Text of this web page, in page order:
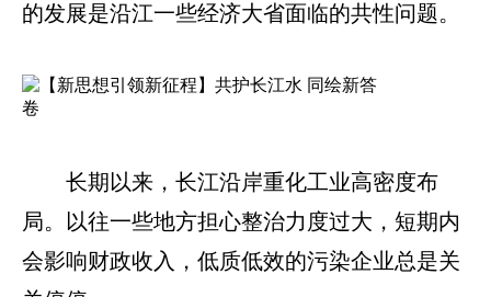
的发展是沿江一些经济大省面临的共性问题。
长期以来，长江沿岸重化工业高密度布
局。以往一些地方担心整治力度过大，短期内
会影响财政收入，低质低效的污染企业总是关